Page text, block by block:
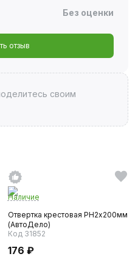
Без оценки
отзыв
своим
Наличие
Отвертка крестовая PH2х200мм
(АвтоДело)
Код 31852
176 ₽